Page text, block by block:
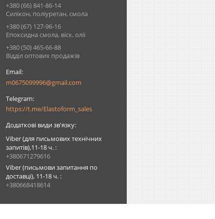
+380 (66) 841-86-14
Силікон, поліуретан, смола
+380 (67) 127-96-16
Епоксидна смола, віск, олії
+380 (50) 465-66-88
Відділ оптових продажів
m0675099996@gmail.com
https://t.me/Elastoform_sales
Viber (для письмових технічних
запитів),11-18 ч.
+380671279616
Viber (письмови запитання по
доставці), 11-18 ч.
+380668418614